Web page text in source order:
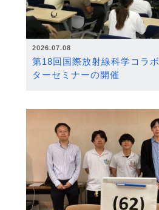
2026.07.08
第18回国際放射線科学コラ
ターセミナーの開催